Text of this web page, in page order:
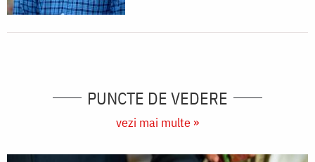
PUNCTE DE VEDERE
vezi mai multe »